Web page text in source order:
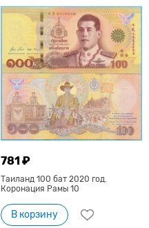
781 ₽
Таиланд 100 бат 2020 год.
Коронация Рамы 10
В корзину